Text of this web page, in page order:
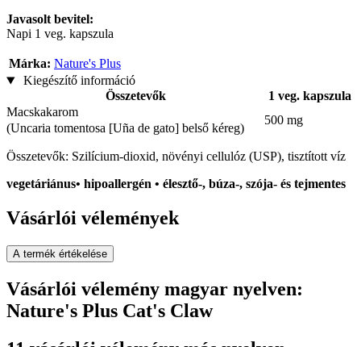
Javasolt bevitel:
Napi 1 veg. kapszula
Márka: Nature's Plus
Kiegészítő információ
Összetevők
1 veg. kapszula
Macskakarom
(Uncaria tomentosa [Uña de gato] belső kéreg)
500 mg
Összetevők: Szilícium-dioxid, növényi cellulóz (USP), tisztított víz
vegetáriánus• hipoallergén • élesztő-, búza-, szója- és tejmentes
Vásárlói vélemények
A termék értékelése
Vásárlói vélemény magyar nyelven:
Nature's Plus Cat's Claw